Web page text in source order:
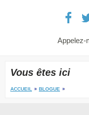
Appelez-
Vous êtes ici
ACCUEIL BLOGUE